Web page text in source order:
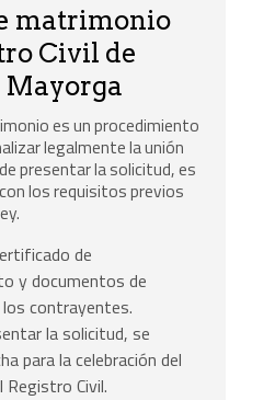
matrimonio
Civil de
Mayorga
es un procedimiento
legalmente la unión
presentar la solicitud, es
los requisitos previos
de
y documentos de
contrayentes.
la solicitud, se
para la celebración del
Civil.